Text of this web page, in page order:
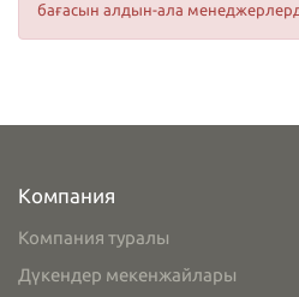
бағасын алдын-ала
Компания
Компания туралы
Дүкендер мекенжайлары